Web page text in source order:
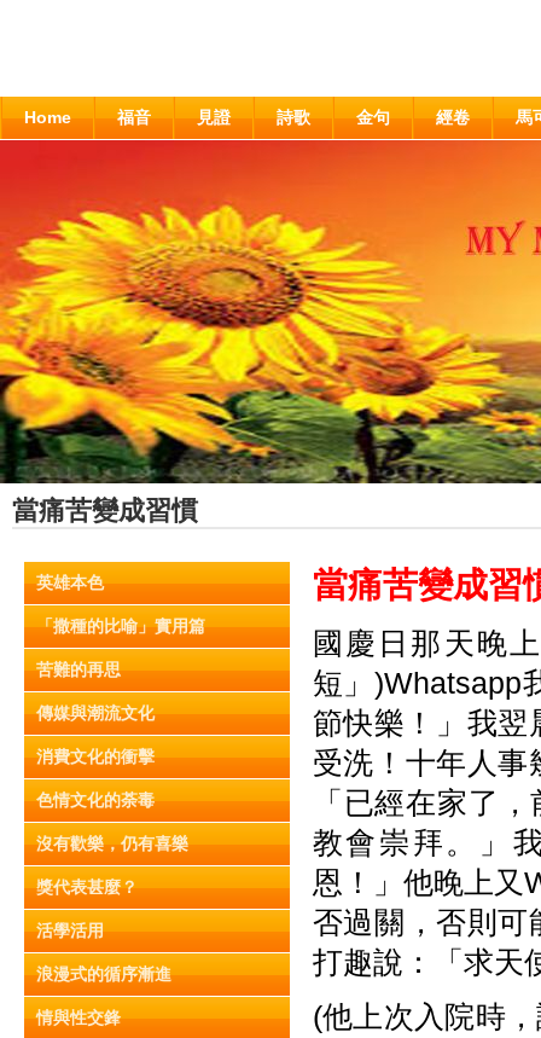
Home 福音 見證 詩歌 金句 經卷 馬
當痛苦變成習慣
英雄本色
「撒種的比喻」實用篇
苦難的再思
傳媒與潮流文化
消費文化的衝擊
色情文化的荼毒
沒有歡樂，仍有喜樂
獎代表甚麼？
活學活用
浪漫式的循序漸進
情與性交鋒
當痛苦變成習
國慶日那天晚
短」)Whatsapp
節快樂！」我翌
受洗！十年人事
「已經在家了
教會崇拜。」
恩！」他晚上又
否過關，否則可
打趣說：「求天
(他上次入院時